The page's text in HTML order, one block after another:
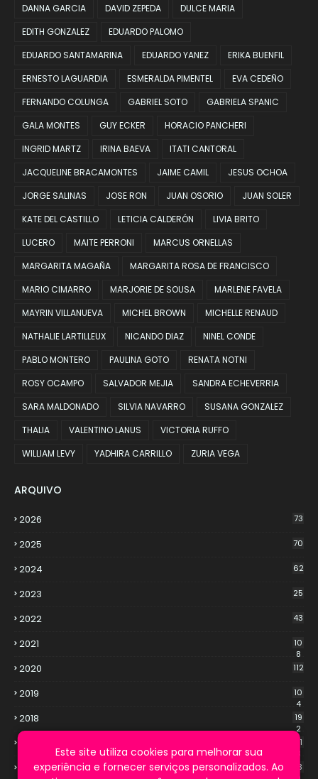
DANNA GARCIA
DAVID ZEPEDA
DULCE MARIA
EDITH GONZALEZ
EDUARDO PALOMO
EDUARDO SANTAMARINA
EDUARDO YANEZ
ERIKA BUENFIL
ERNESTO LAGUARDIA
ESMERALDA PIMENTEL
EVA CEDEÑO
FERNANDO COLUNGA
GABRIEL SOTO
GABRIELA SPANIC
GALA MONTES
GUY ECKER
HORACIO PANCHERI
INGRID MARTZ
IRINA BAEVA
ITATI CANTORAL
JACQUELINE BRACAMONTES
JAIME CAMIL
JESUS OCHOA
JORGE SALINAS
JOSE RON JUAN OSORIO
JUAN SOLER
KATE DEL CASTILLO
LETICIA CALDERÓN
LIVIA BRITO
LUCERO
MAITE PERRONI
MARCUS ORNELLAS
MARGARITA MAGAÑA
MARGARITA ROSA DE FRANCISCO
MARIO CIMARRO
MARJORIE DE SOUSA
MARLENE FAVELA
MAYRIN VILLANUEVA
MICHEL BROWN
MICHELLE RENAUD
NATHALIE LARTILLEUX
NICANDO DIAZ
NINEL CONDE
PABLO MONTERO
PAULINA GOTO
RENATA NOTNI
ROSY OCAMPO
SALVADOR MEJIA
SANDRA ECHEVERRIA
SARA MALDONADO
SILVIA NAVARRO
SUSANA GONZALEZ
THALIA
VALENTINO LANUS
VICTORIA RUFFO
WILLIAM LEVY
YADHIRA CARRILLO ZURIA VEGA
ARQUIVO
2026 73
2025 70
2024 62
2023 25
2022 43
2021
10
8
2020 112
2019
10
4
2018
19
2
21
3
2016
13
Este site utiliza cookies para melhorar sua
experiência e fornecer serviços personalizados. Ao